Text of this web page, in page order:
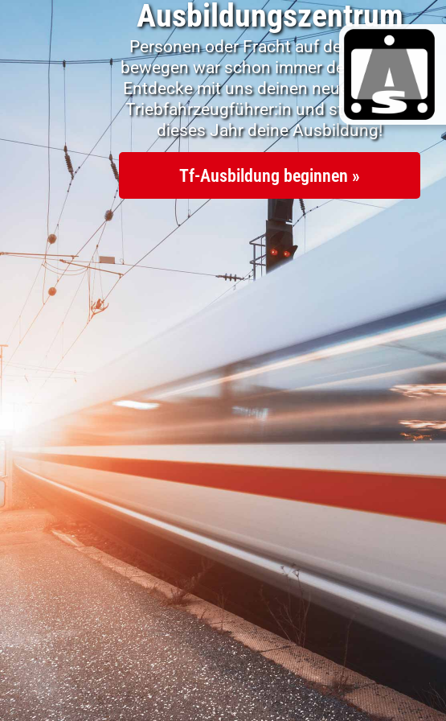
Ausbildungszentrum
Personen oder Fracht auf der Schiene
bewegen war schon immer dein Traum?
Entdecke mit uns deinen neuen Job als
Triebfahrzeugführer:in und starte noch
dieses Jahr deine Ausbildung!
Tf-Ausbildung beginnen »